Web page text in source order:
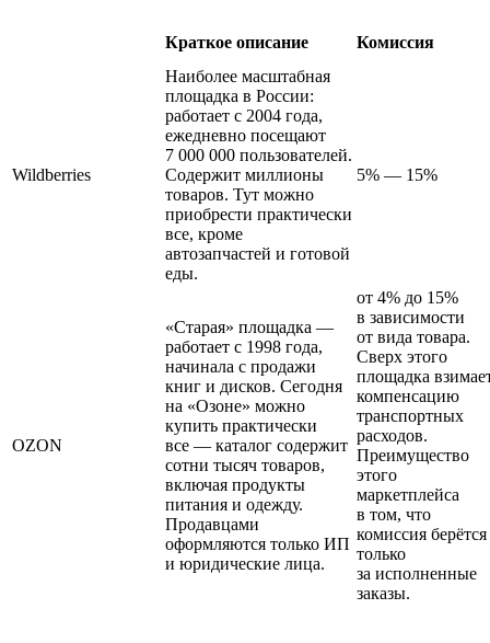
Краткое описание Комиссия
Wildberries
Наиболее масштабная
площадка в России:
работает с 2004 года,
ежедневно посещают
7 000 000 пользователей.
Содержит миллионы
товаров. Тут можно
приобрести практически
все, кроме
автозапчастей и готовой
еды.
5% — 15%
OZON
«Старая» площадка —
работает с 1998 года,
начинала с продажи
книг и дисков. Сегодня
на «Озоне» можно
купить практически
все — каталог содержит
сотни тысяч товаров,
включая продукты
питания и одежду.
Продавцами
оформляются только ИП
и юридические лица.
от 4% до 15%
в зависимости
от вида товара.
Сверх этого
площадка
компенсацию
транспортных
расходов.
Преимущество
этого
маркетплейса
в том, что
комиссия берётся
только
за исполненные
заказы.